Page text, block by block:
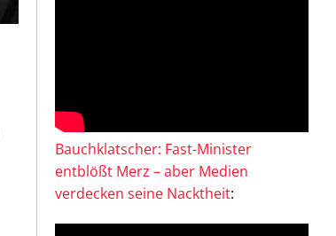
Bauchklatscher: Fast-Minister
entblößt Merz – aber Medien
verdecken seine Nacktheit: